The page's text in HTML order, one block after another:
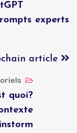
experts
article
quoi?